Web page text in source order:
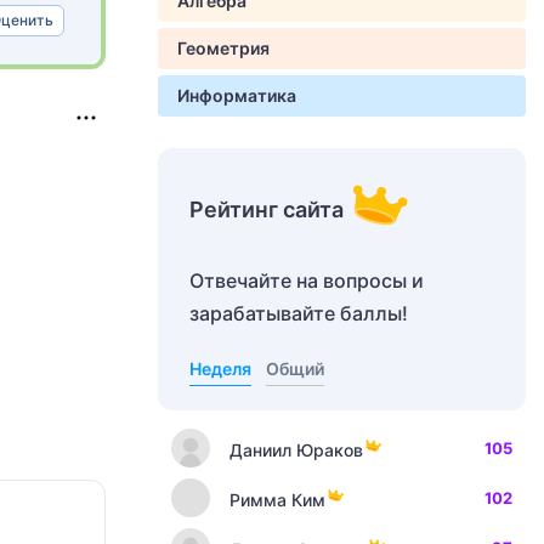
Геометрия
Информатика
Рейтинг сайта
Отвечайте на вопросы и
зарабатывайте баллы!
Неделя Общий
Даниил Юраков 105
Римма Ким 102